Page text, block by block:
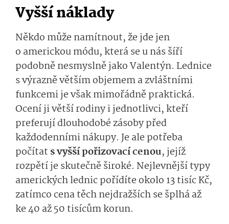
Vyšší náklady
Někdo může namítnout, že jde jen
o americkou módu, která se u nás šíří
podobně nesmyslně jako Valentýn. Lednice
s výrazně větším objemem a zvláštními
funkcemi je však mimořádně praktická.
Ocení ji větší rodiny i jednotlivci, kteří
preferují dlouhodobé zásoby před
každodenními nákupy. Je ale potřeba
počítat s vyšší pořizovací cenou, jejíž
rozpětí je skutečně široké. Nejlevnější typy
amerických lednic pořídíte okolo 13 tisíc Kč,
zatímco cena těch nejdražších se šplhá až
ke 40 až 50 tisícům korun.